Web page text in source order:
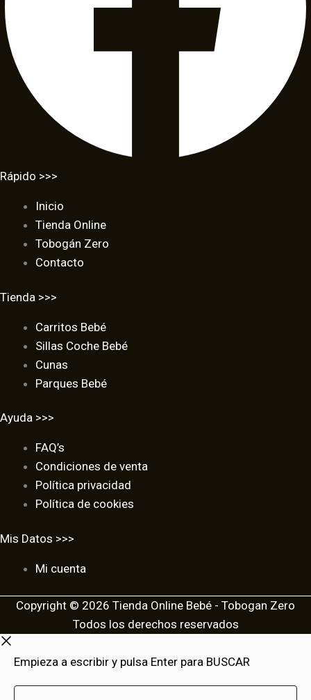
Rápido >>>
Inicio
Tienda Online
Tobogán Zero
Contacto
Tienda >>>
Carritos Bebé
Sillas Coche Bebé
Cunas
Parques Bebé
Ayuda >>>
FAQ’s
Condiciones de venta
Política privacidad
Política de cookies
Mis Datos >>>
Mi cuenta
Copyright © 2026 Tienda Online Bebé - Tobogan Zero
Todos los derechos reservados
Empieza a escribir y pulsa Enter para BUSCAR